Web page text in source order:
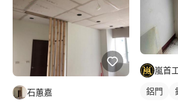
石蕙嘉
嵐首
鋁門